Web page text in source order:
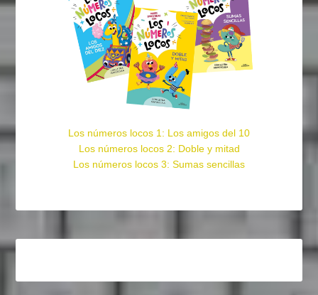
Los números locos 1: Los amigos del 10
Los números locos 2: Doble y mitad
Los números locos 3: Sumas sencillas